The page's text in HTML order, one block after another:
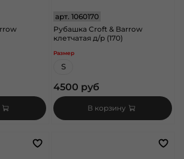
арт.1060170
Рубашка Croft & Barrow
клетчатая д/р (170)
Размер
S
4500 руб
В корзину